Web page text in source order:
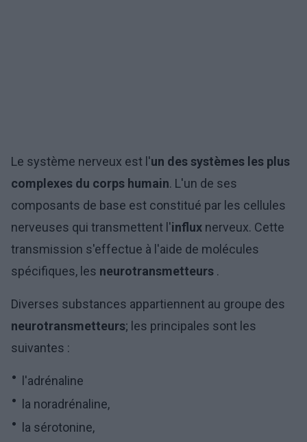
Le système nerveux est l'un des systèmes les plus
complexes du corps humain. L'un de ses
composants de base est constitué par les cellules
nerveuses qui transmettent l'influx nerveux. Cette
transmission s'effectue à l'aide de molécules
spécifiques, les neurotransmetteurs .
Diverses substances appartiennent au groupe des
neurotransmetteurs; les principales sont les
suivantes :
l'adrénaline
la noradrénaline,
la sérotonine,